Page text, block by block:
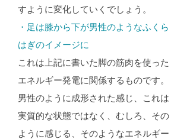
すように変化していくでしょう。
・足は膝から下が男性のようなふくら
はぎのイメージに​
これは上記に書いた脚の筋肉を使った
エネルギー発電に関係するものです。
男性のように成形された感じ、これは
実質的な状態ではなく、むしろ、その
ように感じる、そのようなエネルギー